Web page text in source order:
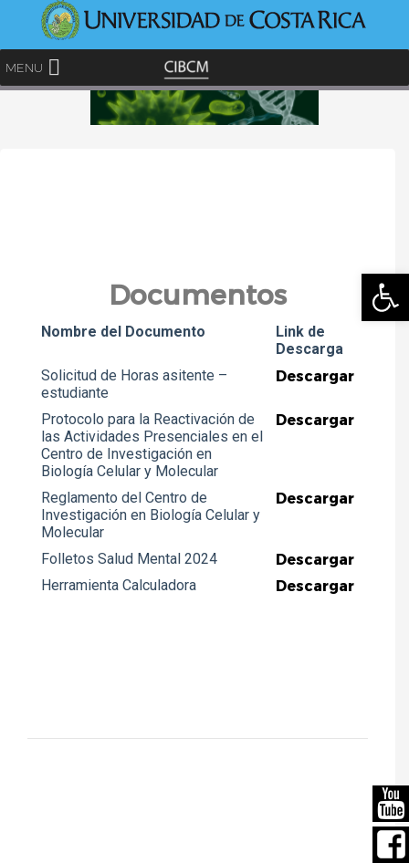
MENU
Documentos
Nombre del Documento
Link de
Descarga
Solicitud de Horas asitente –
estudiante
Descargar
Protocolo para la Reactivación de
las Actividades Presenciales en el
Centro de Investigación en
Biología Celular y Molecular
Descargar
Reglamento del Centro de
Investigación en Biología Celular y
Molecular
Descargar
Folletos Salud Mental 2024
Descargar
Herramienta Calculadora
Descargar